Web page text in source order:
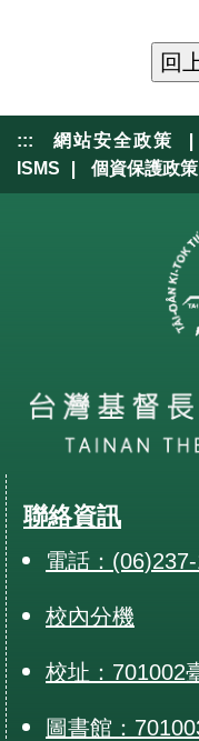
::: 網站安全政策
ISMS
| 個資保護政
聯絡資訊
電話：
校內分機
校址：701002
圖書館：